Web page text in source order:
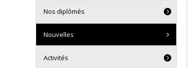
Nos diplômés
Nouvelles
Activités